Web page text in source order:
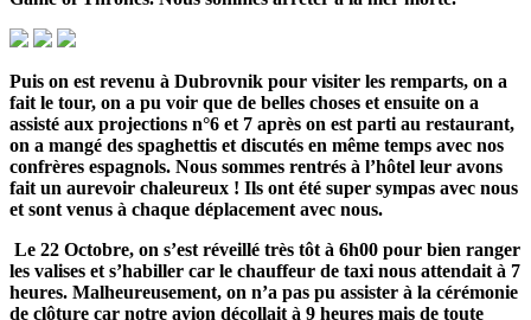
Puis on est revenu à Dubrovnik pour visiter les remparts, on a
fait le tour, on a pu voir que de belles choses et ensuite on a
assisté aux projections n°6 et 7 après on est parti au restaurant,
on a mangé des spaghettis et discutés en même temps avec nos
confrères espagnols. Nous sommes rentrés à l’hôtel leur avons
fait un aurevoir chaleureux ! Ils ont été super sympas avec nous
et sont venus à chaque déplacement avec nous.
Le 22 Octobre, on s’est réveillé très tôt à 6h00 pour bien ranger
les valises et s’habiller car le chauffeur de taxi nous attendait à 7
heures. Malheureusement, on n’a pas pu assister à la cérémonie
de clôture car notre avion décollait à 9 heures mais de toute